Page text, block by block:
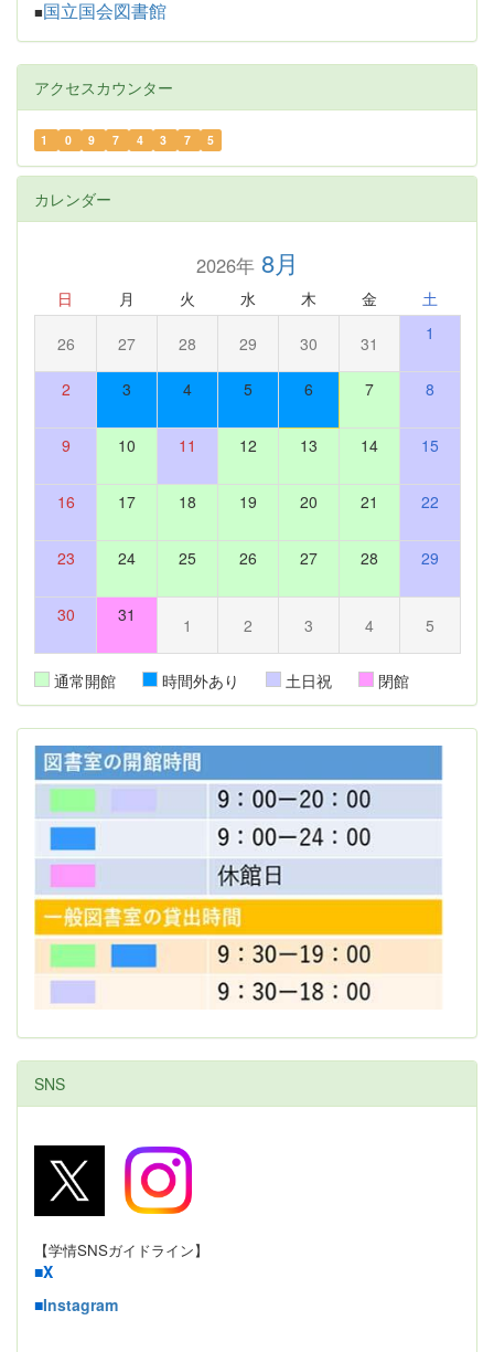
■ 国立国会図書館
アクセスカウンター
1 0 9 7 4 3 7 5
カレンダー
2026年8月
日 月 火 水 木 金 土
26 27 28 29 30 31 1
2 3 4 5 6 7 8
9 10 11 12 13 14 15
16 17 18 19 20 21 22
23 24 25 26 27 28 29
30 31 1 2 3 4 5
通常開館 時間外あり 土日祝 閉館
SNS
【学情SNSガイドライン】
■X
■Instagram